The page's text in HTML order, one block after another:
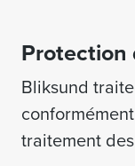
Protection
Bliksund
traitement